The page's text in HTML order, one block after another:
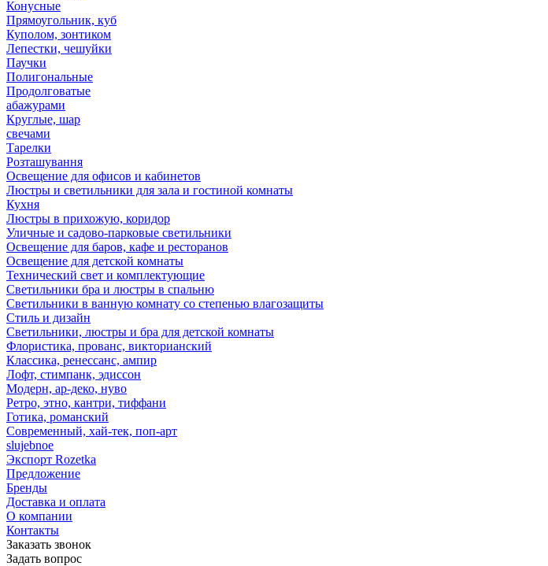
Конусные
Прямоугольник, куб
Куполом, зонтиком
Лепестки, чешуйки
Паучки
Полигональные
Продолговатые
абажурами
Круглые, шар
свечами
Тарелки
Розташування
Освещение для офисов и кабинетов
Люстры и светильники для зала и гостиной комнаты
Кухня
Люстры в прихожую, коридор
Уличные и садово-парковые светильники
Освещение для баров, кафе и ресторанов
Освещение для детской комнаты
Технический свет и комплектующие
Светильники бра и люстры в спальню
Светильники в ванную комнату со степенью влагозащиты
Стиль и дизайн
Светильники, люстры и бра для детской комнаты
Флористика, прованс, викторианский
Классика, ренессанс, ампир
Лофт, стимпанк, эдиссон
Модерн, ар-деко, нуво
Ретро, этно, кантри, тиффани
Готика, романский
Современный, хай-тек, поп-арт
slujebnoe
Экспорт Rozetka
Предложение
Бренды
Доставка и оплата
О компании
Контакты
Заказать звонок
Задать вопрос